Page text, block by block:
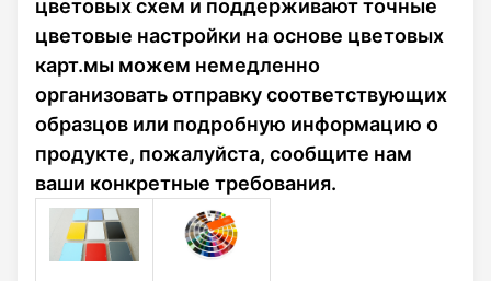
цветовых схем и поддерживают точные
цветовые настройки на основе цветовых
карт.мы можем немедленно
организовать отправку соответствующих
образцов или подробную информацию о
продукте, пожалуйста, сообщите нам
ваши конкретные требования.